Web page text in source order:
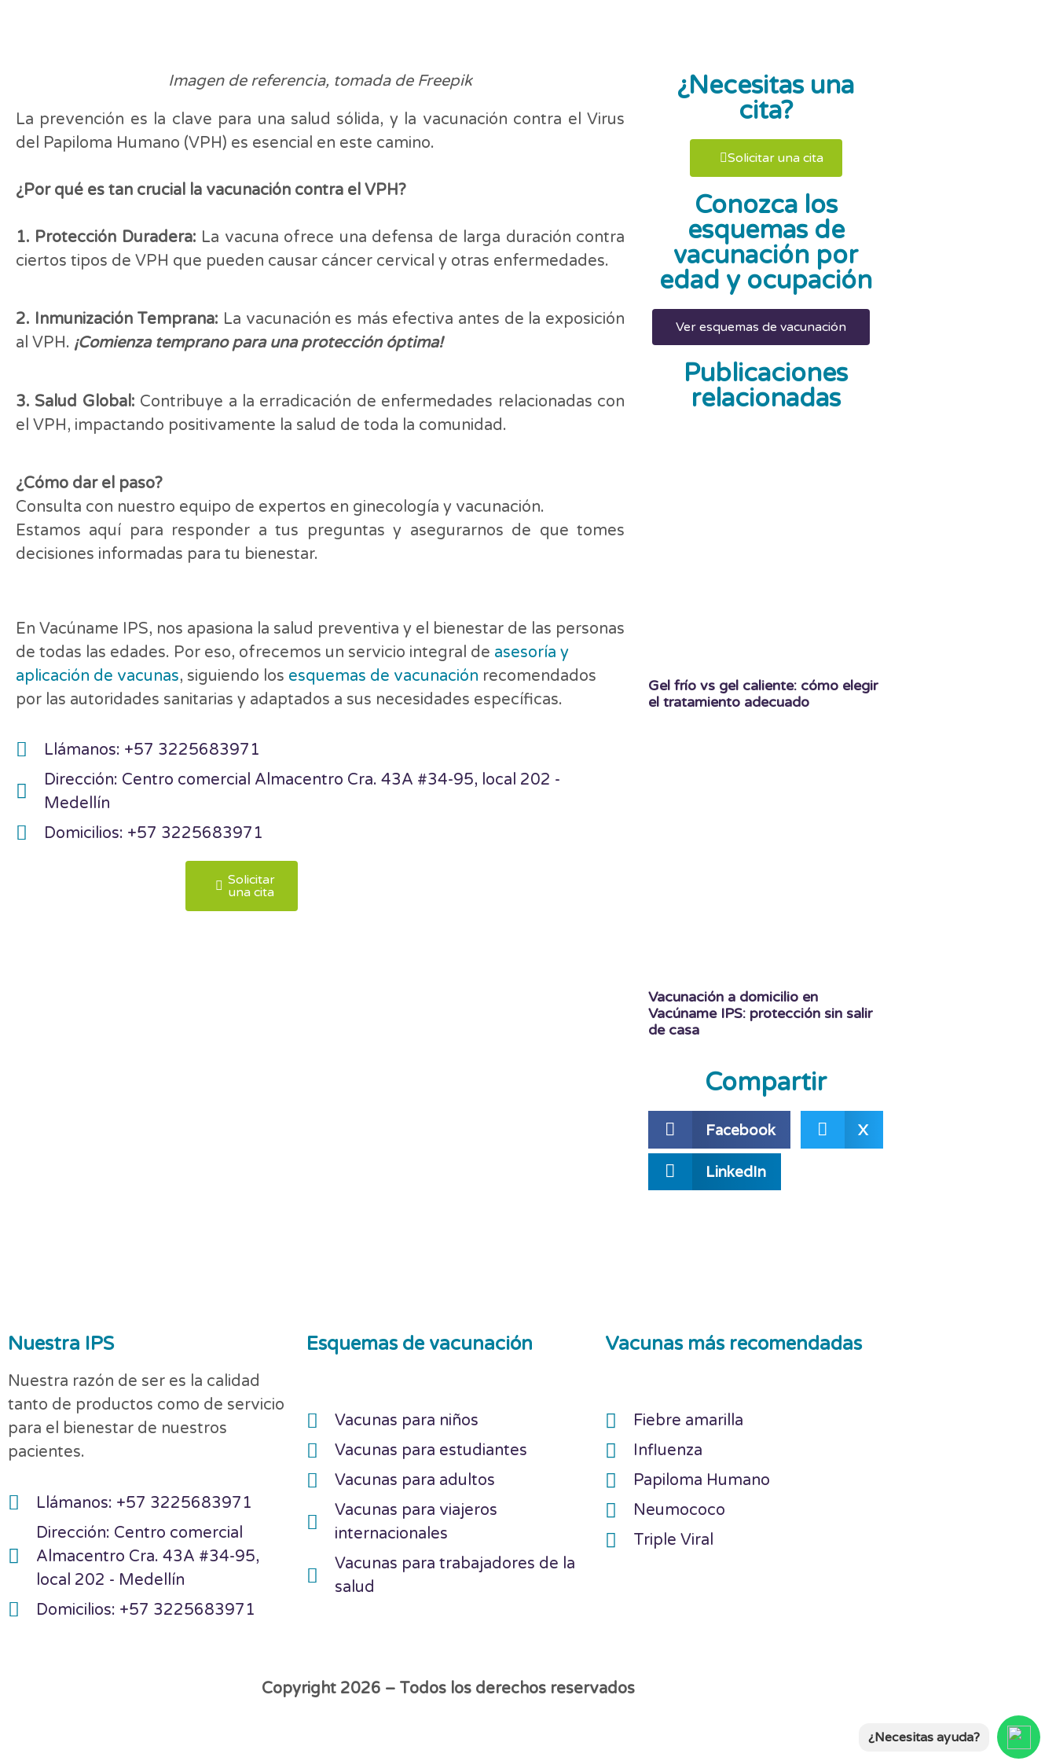
Imagen de referencia, tomada de Freepik
La prevención es la clave para una salud sólida, y la vacunación contra el Virus
del Papiloma Humano (VPH) es esencial en este camino.
¿Por qué es tan crucial la vacunación contra el VPH?
1. Protección Duradera: La vacuna ofrece una defensa de larga duración contra
ciertos tipos de VPH que pueden causar cáncer cervical y otras enfermedades.
2. Inmunización Temprana: La vacunación es más efectiva antes de la exposición
al VPH. ¡Comienza temprano para una protección óptima!
3. Salud Global: Contribuye a la erradicación de enfermedades relacionadas con
el VPH, impactando positivamente la salud de toda la comunidad.
¿Cómo dar el paso?
Consulta con nuestro equipo de expertos en ginecología y vacunación.
Estamos aquí para responder a tus preguntas y asegurarnos de que tomes
decisiones informadas para tu bienestar.
En Vacúname IPS, nos apasiona la salud preventiva y el bienestar de las personas
de todas las edades. Por eso, ofrecemos un servicio integral de asesoría y
aplicación de vacunas, siguiendo los esquemas de vacunación recomendados
por las autoridades sanitarias y adaptados a sus necesidades específicas.
Llámanos: +57 3225683971
Dirección: Centro comercial Almacentro Cra. 43A #34-95, local 202 -
Medellín
Domicilios: +57 3225683971
Solicitar
una cita
¿Necesitas una
cita?
Solicitar una cita
Conozca los
esquemas de
vacunación por
edad y ocupación
Ver esquemas de vacunación
Publicaciones
relacionadas
Gel frío vs gel caliente: cómo elegir
el tratamiento adecuado
Vacunación a domicilio en
Vacúname IPS: protección sin salir
de casa
Compartir
Facebook X
LinkedIn
Nuestra IPS
Nuestra razón de ser es la calidad
tanto de productos como de servicio
para el bienestar de nuestros
pacientes.
Llámanos: +57 3225683971
Dirección: Centro comercial
Almacentro Cra. 43A #34-95,
local 202 - Medellín
Domicilios: +57 3225683971
Esquemas de vacunación
Vacunas para niños
Vacunas para estudiantes
Vacunas para adultos
Vacunas para viajeros
internacionales
Vacunas para trabajadores de la
salud
Vacunas más recomendadas
Fiebre amarilla
Influenza
Papiloma Humano
Neumococo
Triple Viral
Copyright 2026 – Todos los derechos reservados
¿Necesitas ayuda?